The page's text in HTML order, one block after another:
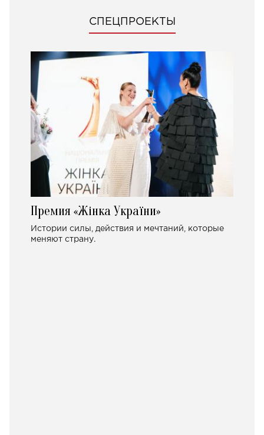
СПЕЦПРОЕКТЫ
Премия «Жінка України»
Истории силы, действия и мечтаний, которые
меняют страну.